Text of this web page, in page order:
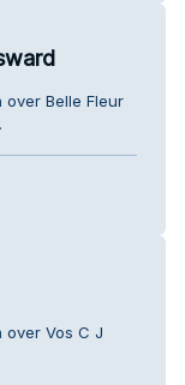
Belle Fleur
Vos C J